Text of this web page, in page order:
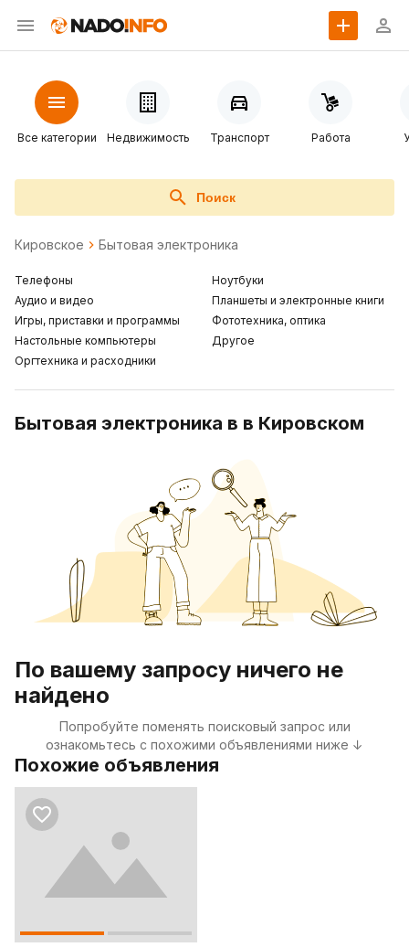
Все категории Недвижимость Транспорт Работа
Поиск
Кировское Бытовая электроника
Телефоны
Аудио и видео
Игры, приставки и программы
Настольные компьютеры
Оргтехника и расходники
Ноутбуки
Планшеты и электронные книги
Фототехника, оптика
Другое
Бытовая электроника в в Кировском
По вашему запросу ничего не
найдено
Попробуйте поменять поисковый запрос или
ознакомьтесь с похожими объявлениями ниже ↓
Похожие объявления